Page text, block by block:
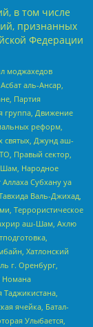
в том числе
признанных
Федерации
моджахедов
аль-Ансар,
Партия
группа, Движение
реформ,
святых, Джунд аш-
Правый сектор,
Шам, Народное
Субхану уа
Валь-Джихад,
Террористическое
аш-Шам, Ахлю
Хатлонский
г. Оренбург,
Номана
ячейка, Батал-
Улыбается,